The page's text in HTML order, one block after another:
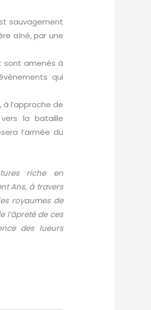
sauvagement
aîné, par une
sont amenés à
qui
l’approche de
vers la bataille
l’armée du
riche en
Ans, à travers
royaumes de
l’âpreté de ces
des lueurs